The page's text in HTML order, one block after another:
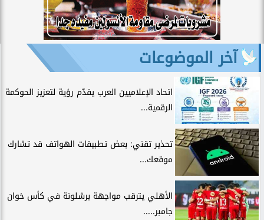
آخر الموضوعات
اتحاد الإعلاميين العرب يقدّم رؤية لتعزيز الحوكمة
الرقمية...
تحذير تقني: بعض تطبيقات الهواتف قد تشارك
موقعك...
الأهلي يترقب مواجهة برشلونة في كأس خوان
جامبر.....